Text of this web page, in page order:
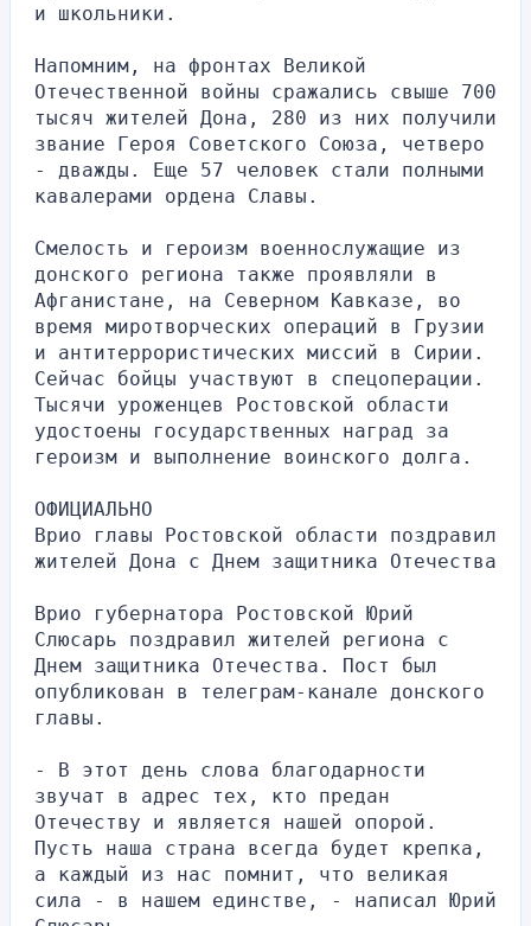
и школьники.
Напомним, на фронтах Великой
Отечественной войны сражались свыше 700
тысяч жителей Дона, 280 из них получили
звание Героя Советского Союза, четверо
- дважды. Еще 57 человек стали полными
кавалерами ордена Славы.
Смелость и героизм военнослужащие из
донского региона также проявляли в
Афганистане, на Северном Кавказе, во
время миротворческих операций в Грузии
и антитеррористических миссий в Сирии.
Сейчас бойцы участвуют в спецоперации.
Тысячи уроженцев Ростовской области
удостоены государственных наград за
героизм и выполнение воинского долга.
ОФИЦИАЛЬНО
Врио главы Ростовской области поздравил
жителей Дона с Днем защитника Отечества
Врио губернатора Ростовской Юрий
Слюсарь поздравил жителей региона с
Днем защитника Отечества. Пост был
опубликован в телеграм-канале донского
главы.
- В этот день слова благодарности
звучат в адрес тех, кто предан
Отечеству и является нашей опорой.
Пусть наша страна всегда будет крепка,
а каждый из нас помнит, что великая
сила - в нашем единстве, - написал Юрий